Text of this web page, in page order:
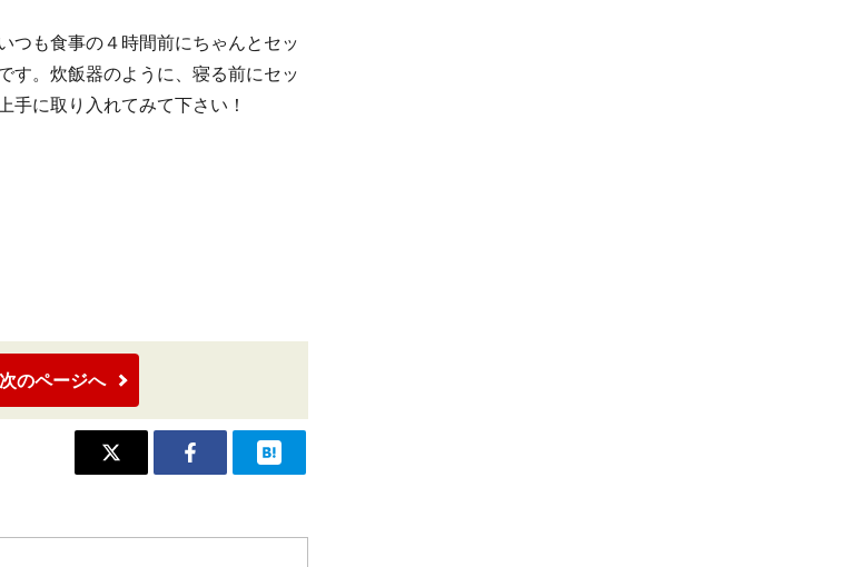
つも食事の４時間前にちゃんとセッ
す。炊飯器のように、寝る前にセッ
手に取り入れてみて下さい！
次のページへ